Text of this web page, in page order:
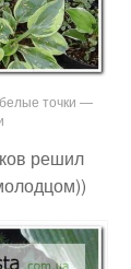
точки —
решил